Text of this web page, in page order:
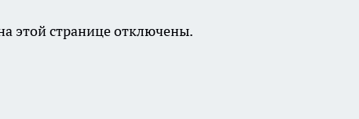
этой странице отключены.